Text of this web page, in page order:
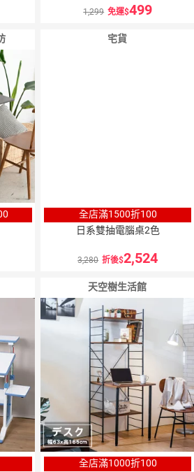
1,299 免運 499
宅貨
全店滿1500折100
日系雙抽電腦桌2色
3,280 折後 2,524
天空樹生活館
全店滿1000折100